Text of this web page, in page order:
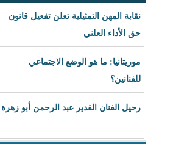
نقابة المهن التمثيلية تعلن تفعيل قانون
حق الأداء العلني
موريتانيا: ما هو الوضع الاجتماعي
للفنانين؟
رحيل الفنان القدير عبد الرحمن أبو زهرة